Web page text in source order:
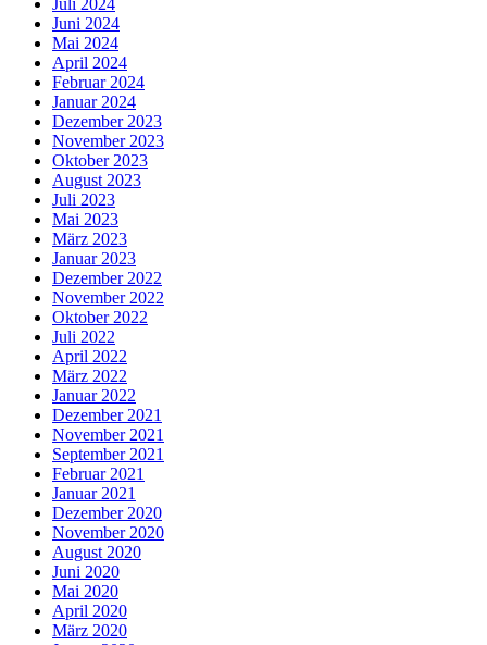
Juni 2024
Mai 2024
April 2024
Februar 2024
Januar 2024
Dezember 2023
November 2023
Oktober 2023
August 2023
Juli 2023
Mai 2023
März 2023
Januar 2023
Dezember 2022
November 2022
Oktober 2022
Juli 2022
April 2022
März 2022
Januar 2022
Dezember 2021
November 2021
September 2021
Februar 2021
Januar 2021
Dezember 2020
November 2020
August 2020
Juni 2020
Mai 2020
April 2020
März 2020